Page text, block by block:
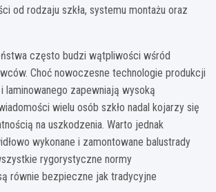
od rodzaju szkła, systemu montażu oraz
często budzi wątpliwości wśród
Choć nowoczesne technologie produkcji
laminowanego zapewniają wysoką
wielu osób szkło nadal kojarzy się
na uszkodzenia. Warto jednak
wykonane i zamontowane balustrady
rygorystyczne normy
równie bezpieczne jak tradycyjne